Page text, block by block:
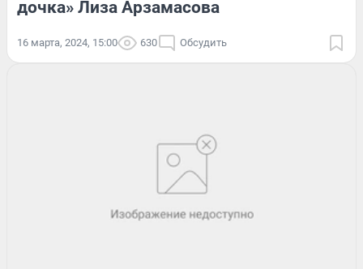
дочка» Лиза Арзамасова
16 марта, 2024, 15:00 630 Обсудить